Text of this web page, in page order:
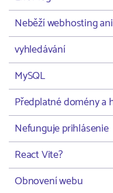
Neběží webhosting
vyhledávání
MySQL
Předplatné domény a
Nefunguje prihlásenie
React Vite?
Obnovení webu